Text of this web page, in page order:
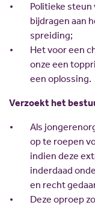
Politieke steun
bijdragen aan
spreiding;
Het voor een
onze een
een oplossing.
Verzoekt het
Als
op te roepen
indien deze
inderdaad
en recht
Deze oproep